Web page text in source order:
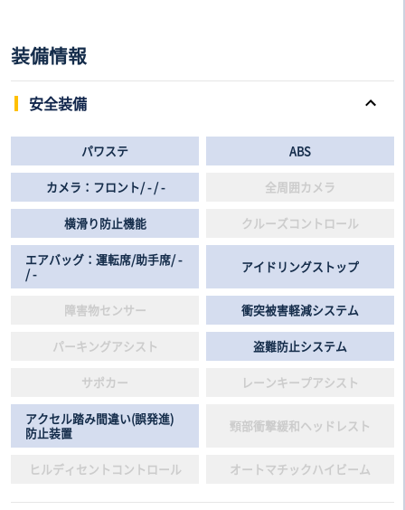
装備情報
安全装備
パワステ ABS
カメラ：フロント/ - / - 全周囲カメラ
横滑り防止機能 クルーズコントロール
エアバッグ：運転席/助手席/ -
/ -
アイドリングストップ
障害物センサー 衝突被害軽減システム
パーキングアシスト 盗難防止システム
サポカー レーンキープアシスト
アクセル踏み間違い(誤発進)
防止装置
頸部衝撃緩和ヘッドレスト
ヒルディセントコントロール オートマチックハイビーム